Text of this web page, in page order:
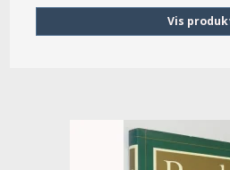
Vis